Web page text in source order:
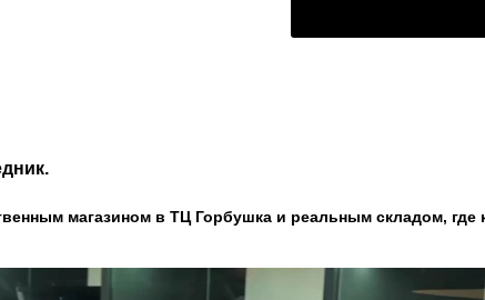
магазином в ТЦ Горбушка и реальным складом, где